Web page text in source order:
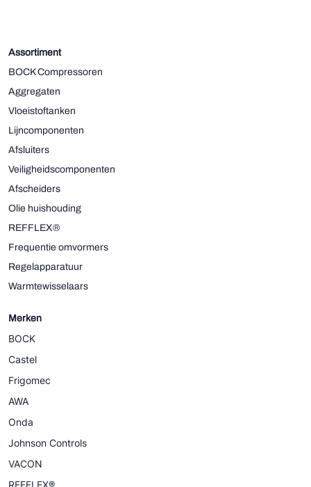
Assortiment
BOCK Compressoren
Aggregaten
Vloeistoftanken
Lijncomponenten
Afsluiters
Veiligheidscomponenten
Afscheiders
Olie huishouding
REFFLEX®
Frequentie omvormers
Regelapparatuur
Warmtewisselaars
Merken
BOCK
Castel
Frigomec
AWA
Onda
Johnson Controls
VACON
REFFLEX®